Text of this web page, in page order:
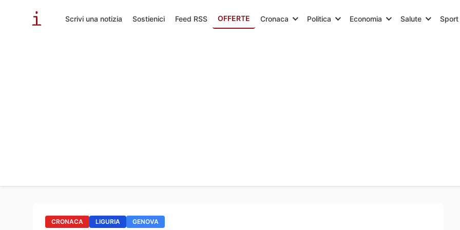
Scrivi una notizia Sostienici Feed RSS OFFERTE Cronaca Politica Economia Salute Sport
CRONACA LIGURIA GENOVA